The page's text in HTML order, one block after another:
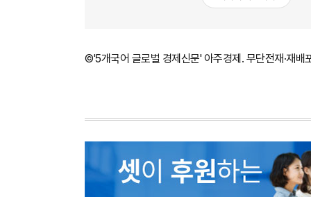
©'5개국어 글로벌 경제신문' 아주경제. 무단전재·재배